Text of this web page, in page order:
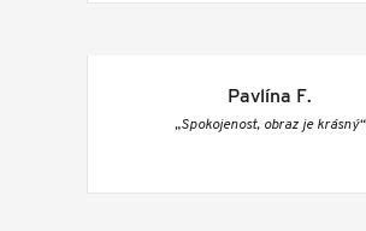
Pavlína F.
„Spokojenost, obraz je krásný“